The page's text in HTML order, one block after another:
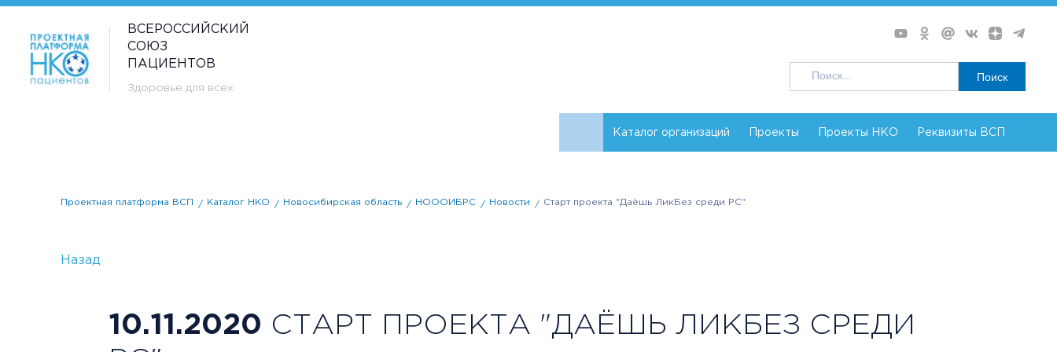
ВСЕРОССИЙСКИЙ
СОЮЗ
ПАЦИЕНТОВ
Здоровье для всех
Поиск
Каталог организаций Проекты Проекты НКО Реквизиты ВСП
Проектная платформа ВСП Каталог НКО Новосибирская область НОООИБРС Новости Старт проекта "Даёшь ЛикБез среди РС"
Назад
10.11.2020 СТАРТ ПРОЕКТА "ДАЁШЬ ЛИКБЕЗ СРЕДИ